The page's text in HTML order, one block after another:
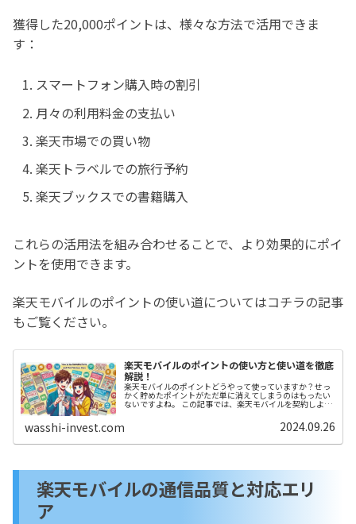
獲得した20,000ポイントは、様々な方法で活用できま
す：
スマートフォン購入時の割引
月々の利用料金の支払い
楽天市場での買い物
楽天トラベルでの旅行予約
楽天ブックスでの書籍購入
これらの活用法を組み合わせることで、より効果的にポイ
ントを使用できます。
楽天モバイルのポイントの使い道についてはコチラの記事
もご覧ください。
楽天モバイルのポイントの使い方と使い道を徹底
解説！
楽天モバイルのポイントどうやって使っていますか？せっ
かく貯めたポイントがただ単に消えてしまうのはもったい
ないですよね。 この記事では、楽天モバイルを契約しよう
wasshi-invest.com 2024.09.26
楽天モバイルの通信品質と対応エリ
ア